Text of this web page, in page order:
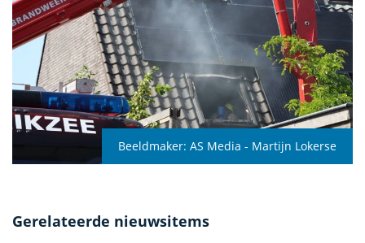
Beeldmaker: AS Media - Martijn Lokerse
Gerelateerde nieuwsitems